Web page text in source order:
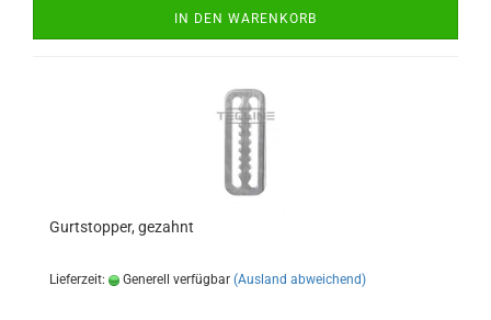
IN DEN WARENKORB
Gurtstopper, gezahnt
Lieferzeit: Generell verfügbar (Ausland abweichend)